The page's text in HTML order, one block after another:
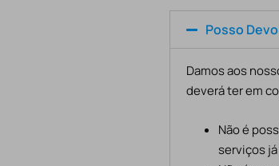
Posso
Damos aos
deverá ter em
Não é
serviços